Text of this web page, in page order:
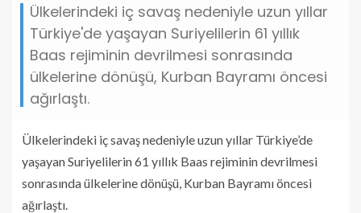
Ülkelerindeki iç savaş nedeniyle uzun yıllar
Türkiye'de yaşayan Suriyelilerin 61 yıllık
Baas rejiminin devrilmesi sonrasında
ülkelerine dönüşü, Kurban Bayramı öncesi
ağırlaştı.
Ülkelerindeki iç savaş nedeniyle uzun yıllar Türkiye’de
yaşayan Suriyelilerin 61 yıllık Baas rejiminin devrilmesi
sonrasında ülkelerine dönüşü, Kurban Bayramı öncesi
ağırlaştı.